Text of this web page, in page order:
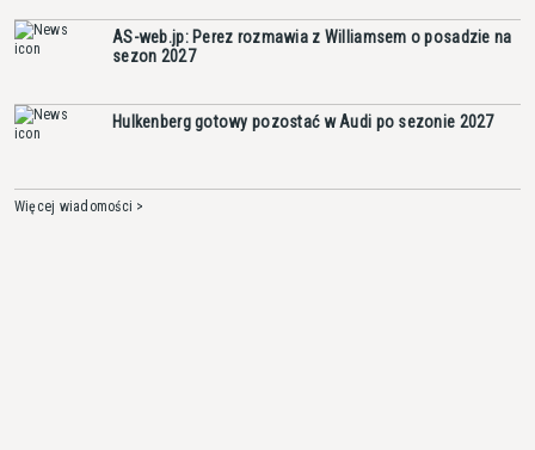
AS-web.jp: Perez rozmawia z Williamsem o posadzie na
sezon 2027
Hulkenberg gotowy pozostać w Audi po sezonie 2027
Więcej wiadomości >